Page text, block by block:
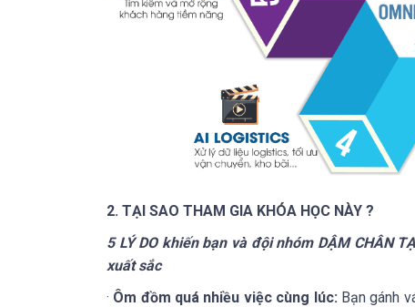
2. TẠI SAO THAM GIA KHÓA HỌC NÀY ?
5 LÝ DO khiến bạn và đội nhóm DẬM CHÂN
xuất sắc
· Ôm đồm quá nhiều việc cùng lúc: Bạn gánh